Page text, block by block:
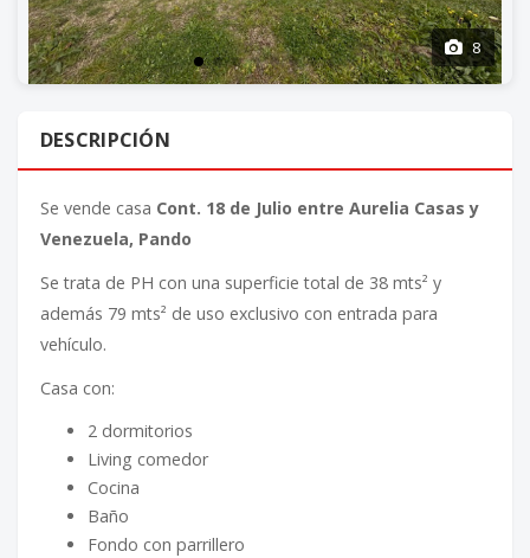
8
DESCRIPCIÓN
Se vende casa Cont. 18 de Julio entre Aurelia Casas y
Venezuela, Pando
Se trata de PH con una superficie total de 38 mts² y
además 79 mts² de uso exclusivo con entrada para
vehículo.
Casa con:
2 dormitorios
Living comedor
Cocina
Baño
Fondo con parrillero